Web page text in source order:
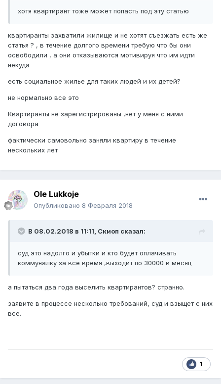
хотя квартирант тоже может попасть под эту статью
квартиранты захватили жилище и не хотят съезжать есть же
статья ? , в течение долгого времени требую что бы они
освободили , а они отказываются мотивируя что им идти
некуда
есть социальное жилье для таких людей и их детей?
не нормально все это
Квартиранты не зарегистрированы ,нет у меня с ними
договора
фактически самовольно заняли квартиру в течение
нескольких лет
Ole Lukkoje
Опубликовано 8 Февраля 2018
В 08.02.2018 в 11:11, Скиоп сказал:
суд это надолго и убытки и кто будет оплачивать
коммуналку за все время ,выходит по 30000 в месяц
а пытаться два года выселить квартирантов? странно.
заявите в процессе несколько требований, суд и взыщет с них
все.
1